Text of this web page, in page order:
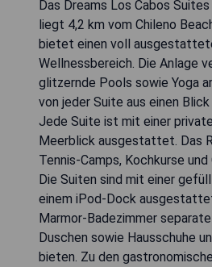
Das Dreams Los Cabos
liegt 4,2 km vom Chileno
bietet einen voll
Wellnessbereich. Die Anlage
glitzernde Pools sowie Yoga
von jeder Suite aus einen
Jede Suite ist mit einer
Meerblick ausgestattet. Das
Tennis-Camps, Kochkurse
Die Suiten sind mit einer
einem iPod-Dock
Marmor-Badezimmer
Duschen sowie Hausschuhe
bieten. Zu den